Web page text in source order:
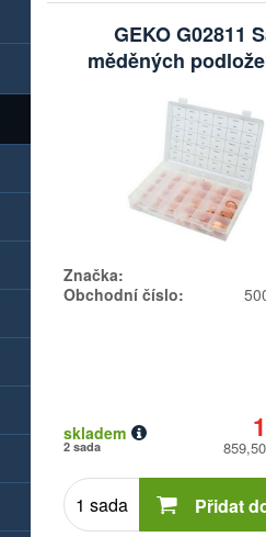
GEKO G02811
měděných
Značka:
Obchodní číslo:
skladem
2 sada
Počet
kusů Přidat